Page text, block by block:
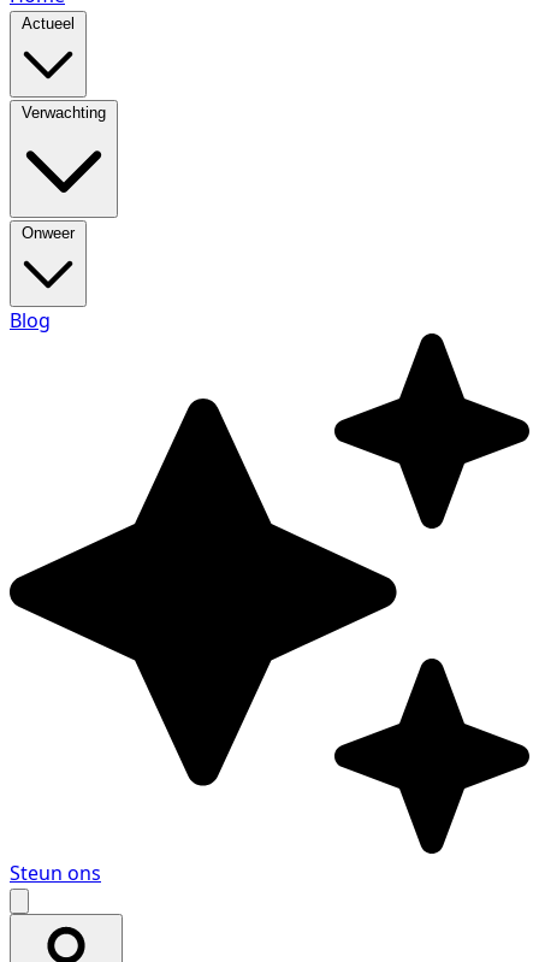
Actueel
Verwachting
Onweer
Blog
Steun ons